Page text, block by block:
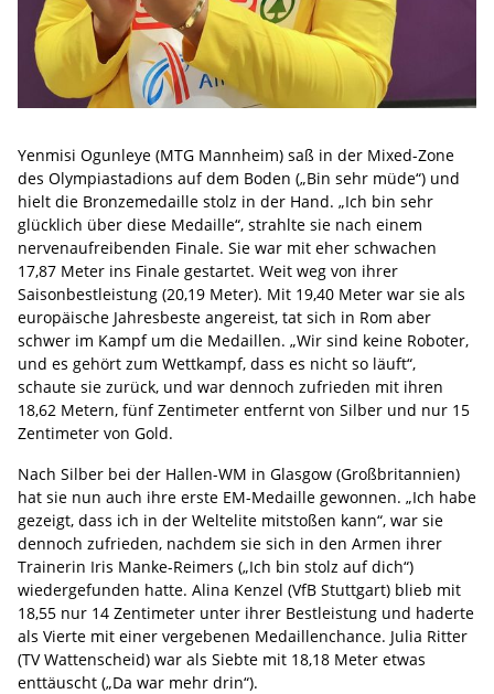
Yenmisi Ogunleye (MTG Mannheim) saß in der Mixed-Zone
des Olympiastadions auf dem Boden („Bin sehr müde“) und
hielt die Bronzemedaille stolz in der Hand. „Ich bin sehr
glücklich über diese Medaille“, strahlte sie nach einem
nervenaufreibenden Finale. Sie war mit eher schwachen
17,87 Meter ins Finale gestartet. Weit weg von ihrer
Saisonbestleistung (20,19 Meter). Mit 19,40 Meter war sie als
europäische Jahresbeste angereist, tat sich in Rom aber
schwer im Kampf um die Medaillen. „Wir sind keine Roboter,
und es gehört zum Wettkampf, dass es nicht so läuft“,
schaute sie zurück, und war dennoch zufrieden mit ihren
18,62 Metern, fünf Zentimeter entfernt von Silber und nur 15
Zentimeter von Gold.
Nach Silber bei der Hallen-WM in Glasgow (Großbritannien)
hat sie nun auch ihre erste EM-Medaille gewonnen. „Ich habe
gezeigt, dass ich in der Weltelite mitstoßen kann“, war sie
dennoch zufrieden, nachdem sie sich in den Armen ihrer
Trainerin Iris Manke-Reimers („Ich bin stolz auf dich“)
wiedergefunden hatte. Alina Kenzel (VfB Stuttgart) blieb mit
18,55 nur 14 Zentimeter unter ihrer Bestleistung und haderte
als Vierte mit einer vergebenen Medaillenchance. Julia Ritter
(TV Wattenscheid) war als Siebte mit 18,18 Meter etwas
enttäuscht („Da war mehr drin“).